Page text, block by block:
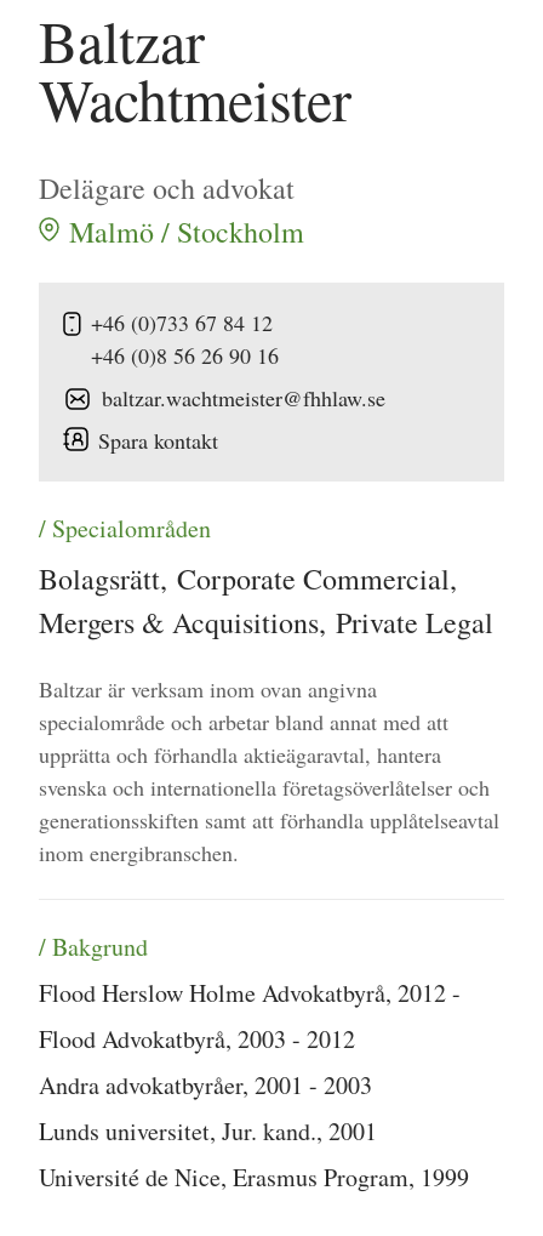
Baltzar
Wachtmeister
Delägare och advokat
Malmö / Stockholm
+46 (0)733 67 84 12
+46 (0)8 56 26 90 16
baltzar.wachtmeister@fhhlaw.se
Spara kontakt
/ Specialområden
Bolagsrätt, Corporate Commercial,
Mergers & Acquisitions, Private Legal
Baltzar är verksam inom ovan angivna
specialområde och arbetar bland annat med att
upprätta och förhandla aktieägaravtal, hantera
svenska och internationella företagsöverlåtelser och
generationsskiften samt att förhandla upplåtelseavtal
inom energibranschen.
/ Bakgrund
Flood Herslow Holme Advokatbyrå, 2012 -
Flood Advokatbyrå, 2003 - 2012
Andra advokatbyråer, 2001 - 2003
Lunds universitet, Jur. kand., 2001
Université de Nice, Erasmus Program, 1999